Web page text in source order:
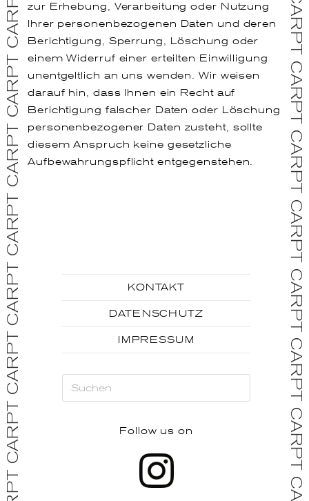
zur Erhebung, Verarbeitung oder Nutzung
Ihrer personenbezogenen Daten und deren
Berichtigung, Sperrung, Löschung oder
einem Widerruf einer erteilten Einwilligung
unentgeltlich an uns wenden. Wir weisen
darauf hin, dass Ihnen ein Recht auf
Berichtigung falscher Daten oder Löschung
personenbezogener Daten zusteht, sollte
diesem Anspruch keine gesetzliche
Aufbewahrungspflicht entgegenstehen.
KONTAKT
DATENSCHUTZ
IMPRESSUM
Follow us on